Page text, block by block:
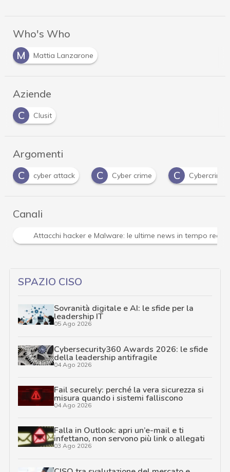
Who's Who
M
Mattia Lanzarone
Aziende
C
Clusit
Argomenti
C
Cyber crime C Cybercrime C cybersecurity
Canali
Attacchi hacker e Malware: le ultime news in tempo
SPAZIO CISO
Sovranità digitale e AI: le sfide per la
leadership IT
05 Ago 2026
Cybersecurity360 Awards 2026: le sfide
della leadership antifragile
04 Ago 2026
Fail securely: perché la vera sicurezza si
misura quando i sistemi falliscono
04 Ago 2026
Falla in Outlook: apri un’e-mail e ti
infettano, non servono più link o allegati
03 Ago 2026